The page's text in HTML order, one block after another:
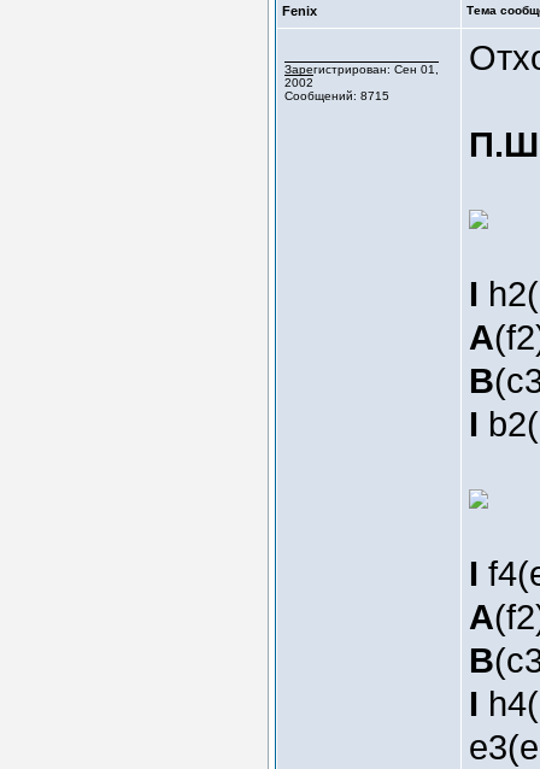
Fenix Тема
Зарегистрирован: Сен 01,
2002
Сообщений: 8715
I
A
B
I
I
A
B
I